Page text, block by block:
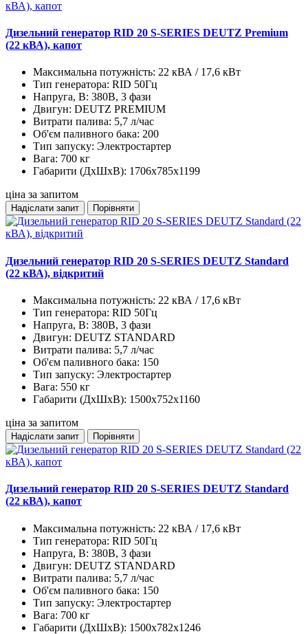
Дизельний генератор RID 20 S-SERIES DEUTZ Premium
(22 кВА), капот
Максимальна потужність: 22 кВА / 17,6 кВт
Тип генератора: RID 50Гц
Напруга, В: 380В, 3 фази
Двигун: DEUTZ PREMIUM
Витрати палива: 5,7 л/час
Об'єм паливного бака: 200
Тип запуску: Электростартер
Вага: 700 кг
Габарити (ДхШхВ): 1706x785x1199
ціна за запитом
Надіслати запит Порівняти
Дизельний генератор RID 20 S-SERIES DEUTZ Standard
(22 кВА), відкритий
Максимальна потужність: 22 кВА / 17,6 кВт
Тип генератора: RID 50Гц
Напруга, В: 380В, 3 фази
Двигун: DEUTZ STANDARD
Витрати палива: 5,7 л/час
Об'єм паливного бака: 150
Тип запуску: Электростартер
Вага: 550 кг
Габарити (ДхШхВ): 1500x752x1160
ціна за запитом
Надіслати запит Порівняти
Дизельний генератор RID 20 S-SERIES DEUTZ Standard
(22 кВА), капот
Максимальна потужність: 22 кВА / 17,6 кВт
Тип генератора: RID 50Гц
Напруга, В: 380В, 3 фази
Двигун: DEUTZ STANDARD
Витрати палива: 5,7 л/час
Об'єм паливного бака: 150
Тип запуску: Электростартер
Вага: 700 кг
Габарити (ДхШхВ): 1500x782x1246